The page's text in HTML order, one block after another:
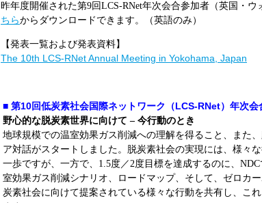
昨年度開催された第9回LCS-RNet年次会合参加者（英国・
ちらからダウンロードできます。（英語のみ）
【発表一覧および発表資料】
The 10th LCS-RNet Annual Meeting in Yokohama, Japan
■ 第10回低炭素社会国際ネットワーク（LCS-RNet）年次会
野心的な脱炭素世界に向けて – 今行動のとき
地球規模での温室効果ガス削減への理解を得ること、また
ア対話がスタートしました。脱炭素社会の実現には、様々
一歩ですが、一方で、1.5度／2度目標を達成するのに、
室効果ガス削減シナリオ、ロードマップ、そして、ゼロカ
炭素社会に向けて提案されている様々な行動を共有し、こ